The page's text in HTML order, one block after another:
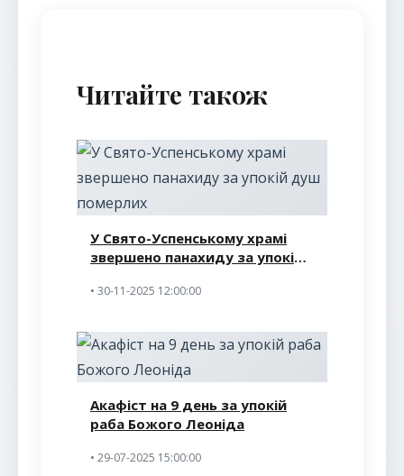
Читайте також
У Свято-Успенському храмі
звершено панахиду за упокій
• 30-11-2025 12:00:00
Акафіст на 9 день за упокій
раба Божого Леоніда
• 29-07-2025 15:00:00